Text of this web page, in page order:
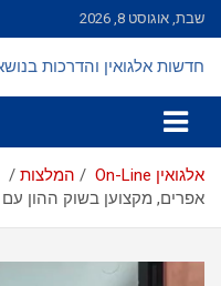
Skip
to
שבת, אוגוסט 8, 2026
חדשות אלגואין והדרכות
אלגואין On-Line
המלצות
אפרים, מקצוען בשוק ההון עם 20 שנות ניסיון מספר על אלגואין!